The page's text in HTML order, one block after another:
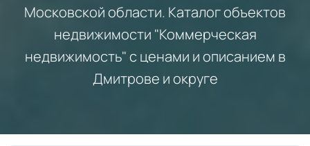
Московской области. Каталог объектов
недвижимости "Коммерческая
недвижимость" с ценами и описанием в
Дмитрове и округе